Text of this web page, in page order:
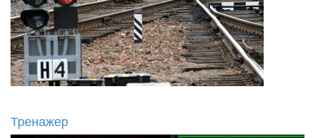
Тренажер